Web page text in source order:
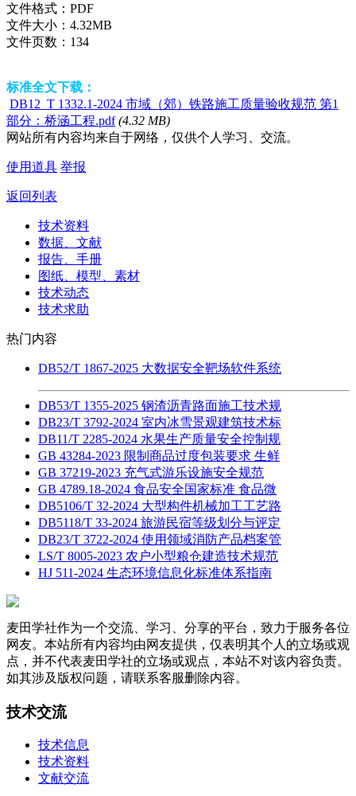
文件格式： PDF
文件大小： 4.32MB
文件页数： 134
标准全文下载：
DB12_T 1332.1-2024 市域（郊）铁路施工质量验收规范 第1
部分：桥涵工程.pdf (4.32 MB)
网站所有内容均来自于网络，仅供个人学习、交流。
使用道具 举报
返回列表
技术资料
数据、文献
报告、手册
图纸、模型、素材
技术动态
技术求助
热门内容
DB52/T 1867-2025 大数据安全靶场软件系统
DB53/T 1355-2025 钢渣沥青路面施工技术规
DB23/T 3792-2024 室内冰雪景观建筑技术标
DB11/T 2285-2024 水果生产质量安全控制规
GB 43284-2023 限制商品过度包装要求 生鲜
GB 37219-2023 充气式游乐设施安全规范
GB 4789.18-2024 食品安全国家标准 食品微
DB5106/T 32-2024 大型构件机械加工工艺路
DB5118/T 33-2024 旅游民宿等级划分与评定
DB23/T 3722-2024 使用领域消防产品档案管
LS/T 8005-2023 农户小型粮仓建造技术规范
HJ 511-2024 生态环境信息化标准体系指南
麦田学社作为一个交流、学习、分享的平台，致力于服务各位
网友。本站所有内容均由网友提供，仅表明其个人的立场或观
点，并不代表麦田学社的立场或观点，本站不对该内容负责。
如其涉及版权问题，请联系客服删除内容。
技术交流
技术信息
技术资料
文献交流